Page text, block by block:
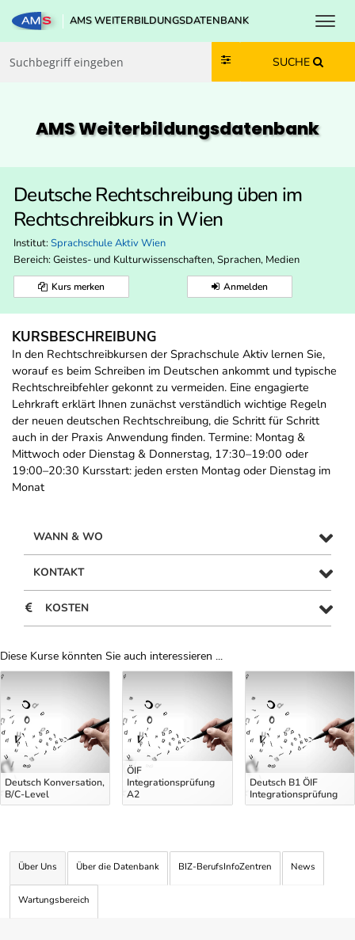
Zum Inhalt springen
Zum Navmenü springen
Zur Suche springen
Zur Footer springen
AMS WEITERBILDUNGSDATENBANK
SUCHE
AMS Weiterbildungs­datenbank
Deutsche Rechtschreibung üben im
Rechtschreibkurs in Wien
Institut: Sprachschule Aktiv Wien
Bereich: Geistes- und Kulturwissenschaften, Sprachen, Medien
Kurs merken Anmelden
KURSBESCHREIBUNG
In den Rechtschreibkursen der Sprachschule Aktiv lernen Sie,
worauf es beim Schreiben im Deutschen ankommt und typische
Rechtschreibfehler gekonnt zu vermeiden. Eine engagierte
Lehrkraft erklärt Ihnen zunächst verständlich wichtige Regeln
der neuen deutschen Rechtschreibung, die Schritt für Schritt
auch in der Praxis Anwendung finden. Termine: Montag &
Mittwoch oder Dienstag & Donnerstag, 17:30–19:00 oder
19:00–20:30 Kursstart: jeden ersten Montag oder Dienstag im
Monat
WANN & WO
KONTAKT
KOSTEN
Diese Kurse könnten Sie auch interessieren ...
Uber Weiterbildungsvorschläge
Deutsch Konversation,
B/C-Level
ÖIF
Integrationsprüfung
A2
Deutsch B1 ÖIF
Integrationsprüfung
Über Uns Über die Datenbank BIZ-BerufsInfoZentren News
Wartungsbereich